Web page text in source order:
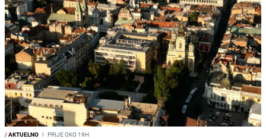
/AKTUELNO I PRIJE OKO 19H